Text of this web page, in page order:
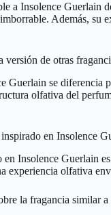
a Insolence Guerlain
Además, su
versión de otras
Guerlain se diferencia
olfativa del
en Insolence
Insolence Guerlain
experiencia olfativa
la fragancia similar